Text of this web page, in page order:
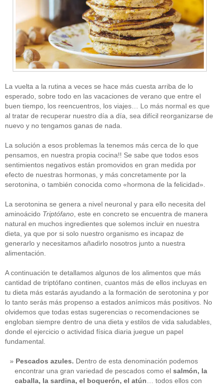
La vuelta a la rutina a veces se hace más cuesta arriba de lo
esperado, sobre todo en las vacaciones de verano que entre el
buen tiempo, los reencuentros, los viajes… Lo más normal es que
al tratar de recuperar nuestro día a día, sea difícil reorganizarse de
nuevo y no tengamos ganas de nada.
La solución a esos problemas la tenemos más cerca de lo que
pensamos, en nuestra propia cocina!! Se sabe que todos esos
sentimientos negativos están promovidos en gran medida por
efecto de nuestras hormonas, y más concretamente por la
serotonina, o también conocida como «hormona de la felicidad».
La serotonina se genera a nivel neuronal y para ello necesita del
aminoácido Triptófano, este en concreto se encuentra de manera
natural en muchos ingredientes que solemos incluir en nuestra
dieta, ya que por si solo nuestro organismo es incapaz de
generarlo y necesitamos añadirlo nosotros junto a nuestra
alimentación.
A continuación te detallamos algunos de los alimentos que más
cantidad de triptófano continen, cuantos más de ellos incluyas en
tu dieta más estarás ayudando a la formación de serotonina y por
lo tanto serás más propenso a estados anímicos más positivos. No
olvidemos que todas estas sugerencias o recomendaciones se
engloban siempre dentro de una dieta y estilos de vida saludables,
donde el ejercicio o actividad física diaria juegue un papel
fundamental.
Pescados azules. Dentro de esta denominación podemos
encontrar una gran variedad de pescados como el salmón, la
caballa, la sardina, el boquerón, el atún… todos ellos con